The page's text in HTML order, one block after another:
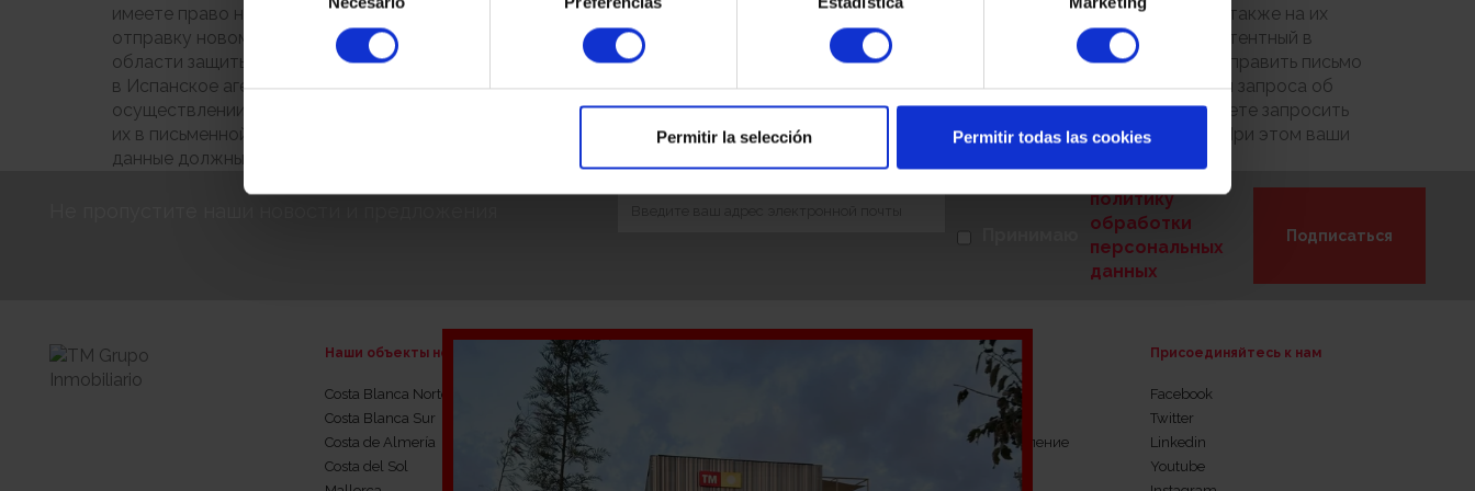
consentimiento
Permitir la selección Permitir todas las cookies
имеете право на перенос ваших данных, то есть на их вручение в общепринятом структурированном формате, в печатном виде, а также на их
отправку новому ответственному лицу. Любое заинтересованное лицо может подать претензию в контролирующий орган, компетентный в
области защиты данных, особенно в том случае, если это лицо не удовлетворено осуществлением его прав. Для этого следует направить письмо
в Испанское агентство по защите данных, по адресу: С/Jorge Juan n.º 6, 28001 Madrid; или через его веб-сайт www.agpd.es Образцы запроса об
осуществлении ваших прав можно найти в разделе о политиках конфиденциальности и правах на нашем веб-сайте. Вы также можете запросить
их в письменной форме по адресу ответственного лица, либо получить их через веб-сайт контролирующего органа www.agpd.es. При этом ваши
данные должны быть отправлены на почтовый или электронный адрес ответственного лица.
политику
обработки
персональных
данных
Подписаться
Наши объекты недвижимости
Costa Blanca Norte
Costa Blanca Sur
Costa de Almería
Costa del Sol
О ТМ
О компании
Миссия, видение и ценности
Направления бизнеса
Наше обязательство
Kорпоративное управление
Присоединяйтесь к нам
Facebook
Twitter
Linkedin
Youtube